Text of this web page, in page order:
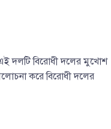
দলটি বিরোধী দলের মুখোশ
করে বিরোধী দলের